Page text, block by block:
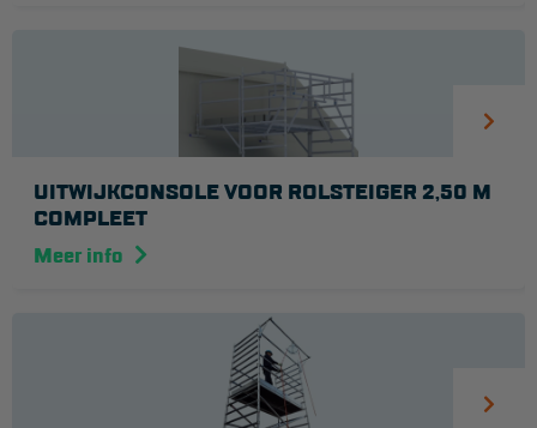
UITWIJKCONSOLE VOOR ROLSTEIGER 2,50 M
COMPLEET
Meer info